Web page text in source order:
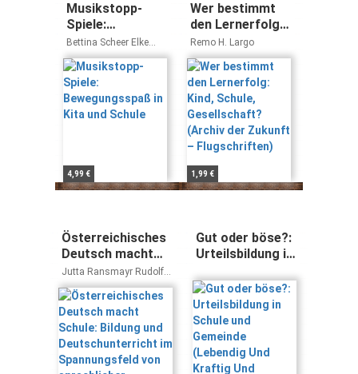
Musikstopp-
Spiele:
Bewegungsspaß
in Kita und
Schule
Bettina Scheer Elke
Gulden
4,99 €
Wer bestimmt
den Lernerfolg:
Kind, Schule,
Gesellschaft?
(Archiv der
Zukunft –
Flugschriften)
Remo H. Largo
1,99 €
Österreichisches
Deutsch macht
Schule: Bildung
und
Deutschunterricht
im Spannungsfeld
von sprachlicher
Variation und
Norm
Jutta Ransmayr Rudolf
de Cillia
Gut oder böse?:
Urteilsbildung in
Gemeinde
(Lebendig Und
Kraftig Und
Scharfer, Band
5)